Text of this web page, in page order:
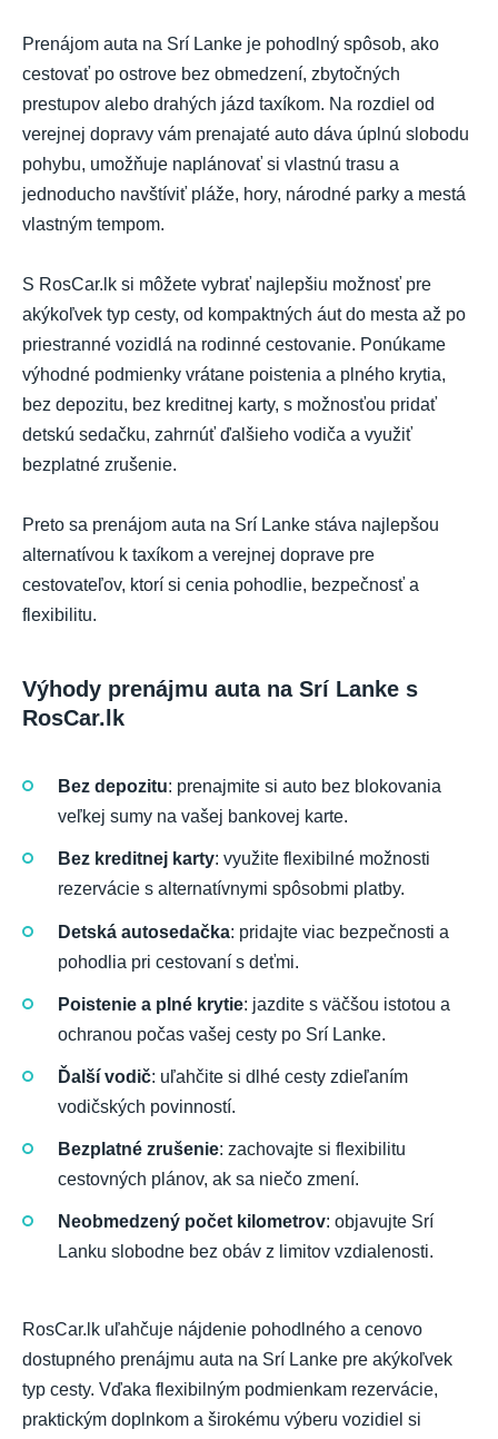
Prenájom auta na Srí Lanke je pohodlný spôsob, ako
cestovať po ostrove bez obmedzení, zbytočných
prestupov alebo drahých jázd taxíkom. Na rozdiel od
verejnej dopravy vám prenajaté auto dáva úplnú slobodu
pohybu, umožňuje naplánovať si vlastnú trasu a
jednoducho navštíviť pláže, hory, národné parky a mestá
vlastným tempom.
S RosCar.lk si môžete vybrať najlepšiu možnosť pre
akýkoľvek typ cesty, od kompaktných áut do mesta až po
priestranné vozidlá na rodinné cestovanie. Ponúkame
výhodné podmienky vrátane poistenia a plného krytia,
bez depozitu, bez kreditnej karty, s možnosťou pridať
detskú sedačku, zahrnúť ďalšieho vodiča a využiť
bezplatné zrušenie.
Preto sa prenájom auta na Srí Lanke stáva najlepšou
alternatívou k taxíkom a verejnej doprave pre
cestovateľov, ktorí si cenia pohodlie, bezpečnosť a
flexibilitu.
Výhody prenájmu auta na Srí Lanke s
RosCar.lk
Bez depozitu: prenajmite si auto bez blokovania
veľkej sumy na vašej bankovej karte.
Bez kreditnej karty: využite flexibilné možnosti
rezervácie s alternatívnymi spôsobmi platby.
Detská autosedačka: pridajte viac bezpečnosti a
pohodlia pri cestovaní s deťmi.
Poistenie a plné krytie: jazdite s väčšou istotou a
ochranou počas vašej cesty po Srí Lanke.
Ďalší vodič: uľahčite si dlhé cesty zdieľaním
vodičských povinností.
Bezplatné zrušenie: zachovajte si flexibilitu
cestovných plánov, ak sa niečo zmení.
Neobmedzený počet kilometrov: objavujte Srí
Lanku slobodne bez obáv z limitov vzdialenosti.
RosCar.lk uľahčuje nájdenie pohodlného a cenovo
dostupného prenájmu auta na Srí Lanke pre akýkoľvek
typ cesty. Vďaka flexibilným podmienkam rezervácie,
praktickým doplnkom a širokému výberu vozidiel si